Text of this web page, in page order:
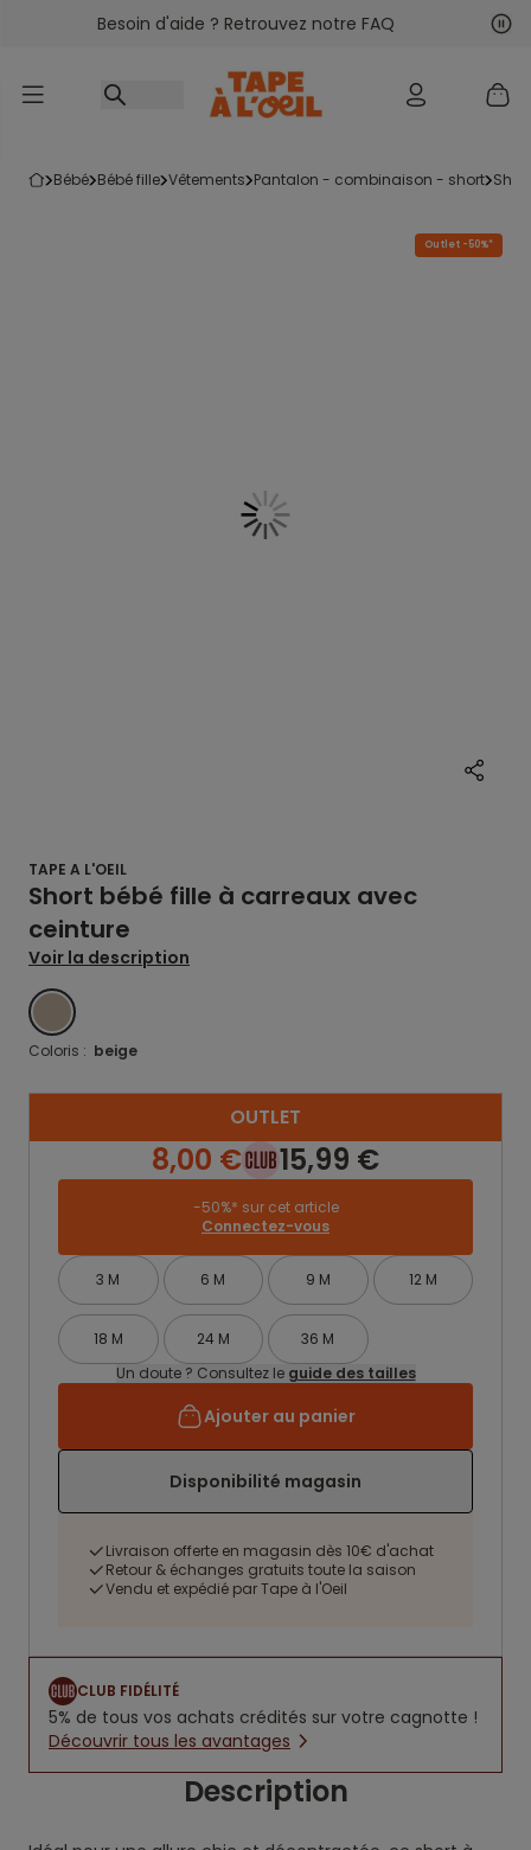
Accéder au contenu
Besoin d'aide ? Retrouvez notre FAQ
bébé bébé fille vêtements pantalon - combinaison - short short
Outlet -50%*
TAPE A L'OEIL
Short bébé fille à carreaux avec
ceinture
Voir la description
BEIGE
Coloris : beige
OUTLET
8,00 € 15,99 €
-50%* sur cet article
Connectez-vous
3 M 6 M 9 M 12 M
18 M 24 M
36 M
Un doute ? Consultez le guide des tailles
Ajouter au panier
Disponibilité magasin
Livraison offerte en magasin dès 10€ d'achat
Retour & échanges gratuits toute la saison
Vendu et expédié par Tape à l'Oeil
CLUB FIDÉLITÉ
5% de tous vos achats crédités sur votre cagnotte !
Découvrir tous les avantages
Description